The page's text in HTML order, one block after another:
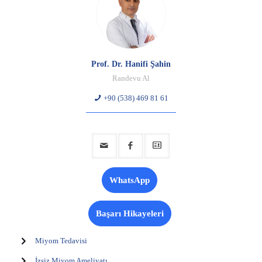
Prof. Dr. Hanifi Şahin
Randevu Al
+90 (538) 469 81 61
WhatsApp
Başarı Hikayeleri
Miyom Tedavisi